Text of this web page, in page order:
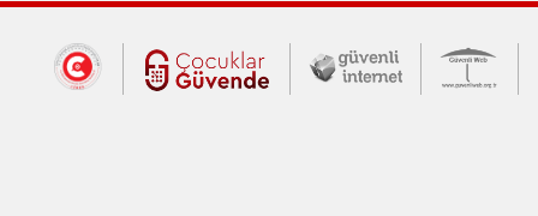
Dış Bağlantılar
Cumhurbaşkanlığı İletişim Merkezi
Çocuklar Güvende (yeni
Güvenli